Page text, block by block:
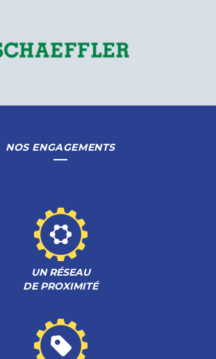
NOS ENGAGEMENTS
UN RÉSEAU
DE PROXIMITÉ